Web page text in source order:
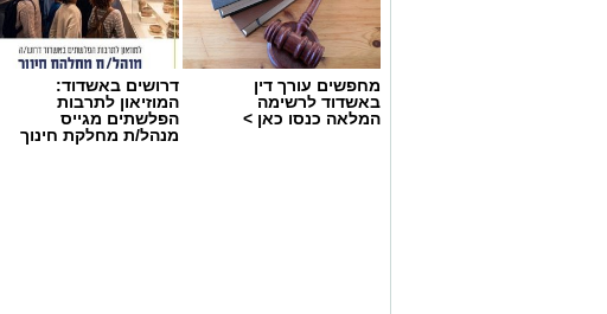
מחפשים עורך דין
באשדוד לרשימה
המלאה כנסו כאן >
דרושים באשדוד:
המוזיאון לתרבות
הפלשתים מגייס
מנהל/ת מחלקת חינוך